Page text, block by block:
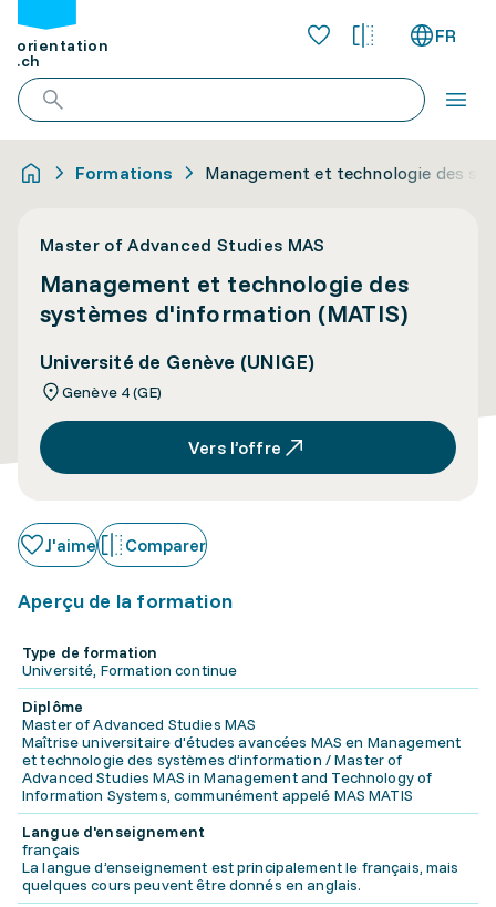
orientation
.ch
FR
Formations Management et technologie des
Master of Advanced Studies MAS
Management et technologie des
systèmes d'information (MATIS)
Université de Genève (UNIGE)
Genève 4 (GE)
Vers l’offre
J'aime Comparer
Aperçu de la formation
Type de formation
Université, Formation continue
Diplôme
Master of Advanced Studies MAS
Maîtrise universitaire d'études avancées MAS en Management
et technologie des systèmes d’information / Master of
Advanced Studies MAS in Management and Technology of
Information Systems, communément appelé MAS MATIS
Langue d'enseignement
français
La langue d’enseignement est principalement le français, mais
quelques cours peuvent être donnés en anglais.